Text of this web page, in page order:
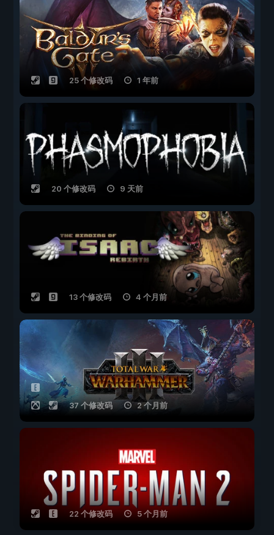
25 个修改码 1 年前
20 个修改码 9 天前
13 个修改码 4 个月前
37 个修改码 2 个月前
22 个修改码 5 个月前